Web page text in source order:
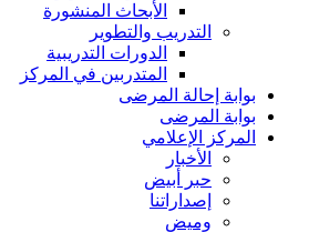
الأبحاث المنشورة
التدريب والتطوير
الدورات التدريبية
المتدربين في المركز
بوابة إحالة المرضى
بوابة المرضى
المركز الإعلامي
الأخبار
حبر أبيض
إصداراتنا
وميض